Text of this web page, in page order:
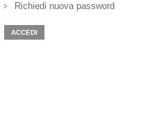
Richiedi nuova password